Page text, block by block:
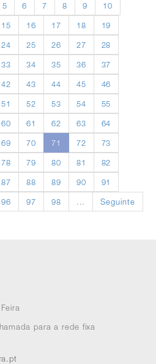
5 6 7 8 9
10
15 16 17 18
19
24 25 26 27
28
33 34 35 36
37
42 43 44 45
46
51 52 53 54
55
60 61 62 63
64
69 70 71 72
73
78 79 80 81
82
87 88 89 90
91
96 97 98 ... Seguinte
para a rede fixa